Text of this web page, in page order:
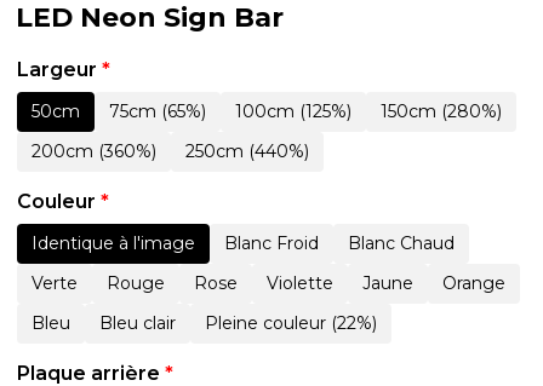
LED Neon Sign Bar
Largeur *
50cm 75cm (65%) 100cm (125%)
150cm (280%)
200cm (360%)
250cm (440%)
Couleur *
Identique à l'image Blanc Froid
Blanc Chaud
Verte
Rouge Rose Violette Jaune
Orange
Bleu
Bleu clair Pleine couleur (22%)
Plaque arrière *